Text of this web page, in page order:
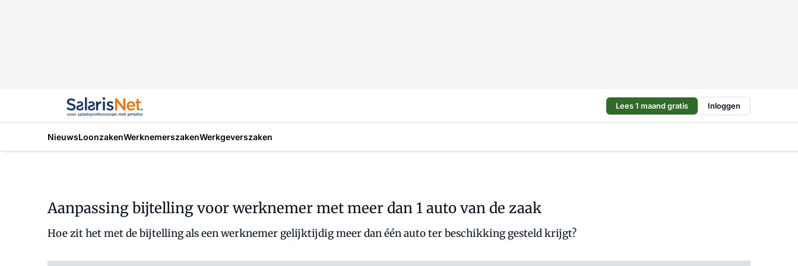
Lees 1 maand gratis Inloggen
NieuwsLoonzakenWerknemerszakenWerkgeverszaken
Aanpassing bijtelling voor werknemer met meer dan 1 auto van de zaak
Hoe zit het met de bijtelling als een werknemer gelijktijdig meer dan één auto ter beschikking gesteld krijgt?